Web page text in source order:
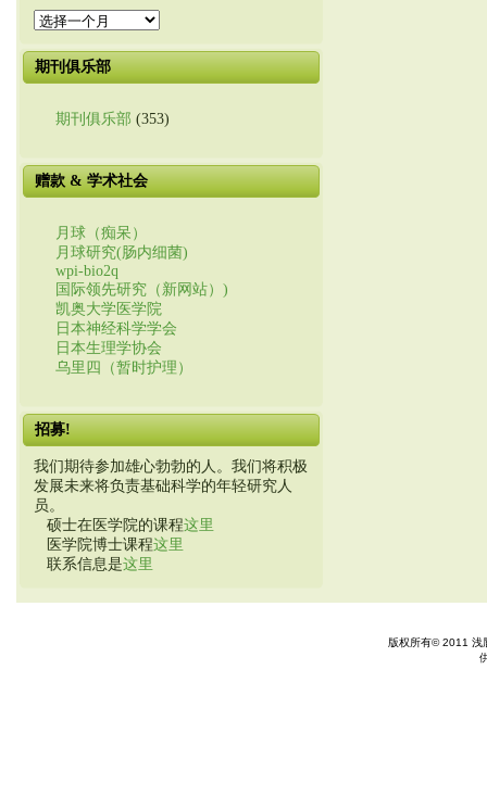
过
的
新
期刊俱乐部
期刊俱乐部 (353)
赠款 & 学术社会
月球（痴呆）
月球研究(肠内细菌)
wpi-bio2q
国际领先研究（新网站）)
凯奥大学医学院
日本神经科学学会
日本生理学协会
乌里四（暂时护理）
招募!
我们期待参加雄心勃勃的人。我们将积极
发展未来将负责基础科学的年轻研究人
员。
硕士在医学院的课程这里
医学院博士课程这里
联系信息是这里
版权所有© 2011 浅